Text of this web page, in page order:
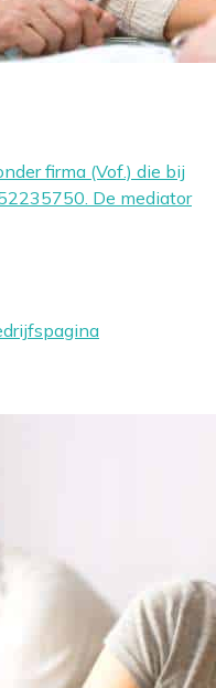
firma (Vof.) die bij
De mediator